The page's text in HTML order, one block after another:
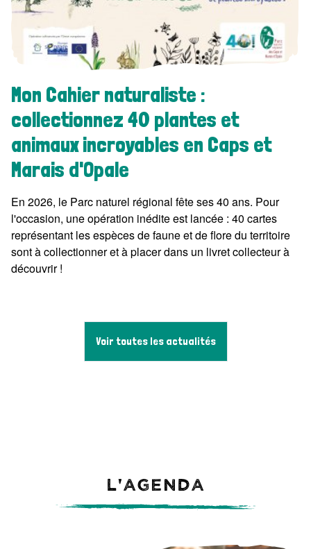
Mon Cahier naturaliste :
collectionnez 40 plantes et
animaux incroyables en Caps et
Marais d'Opale
En 2026, le Parc naturel régional fête ses 40 ans. Pour
l'occasion, une opération inédite est lancée : 40 cartes
représentant les espèces de faune et de flore du territoire
sont à collectionner et à placer dans un livret collecteur à
découvrir !
Voir toutes les actualités
L'agenda